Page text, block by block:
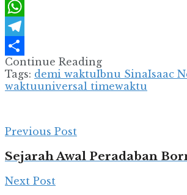
X
WhatsApp
Telegram
Share
Continue Reading
Tags: demi waktuIbnu SinaIsaac
waktuuniversal timewaktu
Previous Post
Sejarah Awal Peradaban
Next Post